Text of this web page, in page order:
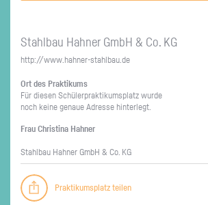
Stahl­bau Hah­ner GmbH & Co. KG
http://​www.​hahner-​stahlbau.​de
Ort des Prak­ti­kums
Für die­sen Schü­ler­prak­ti­kums­platz wurde
noch keine ge­naue Adres­se hin­ter­legt.
Frau Chris­ti­na Hah­ner
Stahl­bau Hah­ner GmbH & Co. KG
Praktikumsplatz teilen